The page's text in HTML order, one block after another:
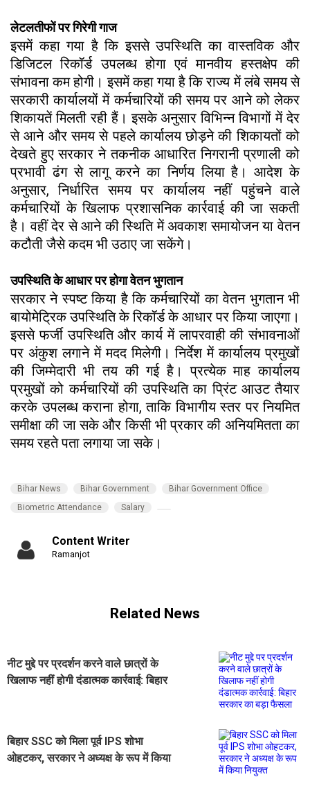
लेटलतीफों पर गिरेगी गाज
इसमें कहा गया है कि इससे उपस्थिति का वास्तविक और
डिजिटल रिकॉर्ड उपलब्ध होगा एवं मानवीय हस्तक्षेप की
संभावना कम होगी। इसमें कहा गया है कि राज्य में लंबे समय से
सरकारी कार्यालयों में कर्मचारियों की समय पर आने को लेकर
शिकायतें मिलती रही हैं। इसके अनुसार विभिन्न विभागों में देर
से आने और समय से पहले कार्यालय छोड़ने की शिकायतों को
देखते हुए सरकार ने तकनीक आधारित निगरानी प्रणाली को
प्रभावी ढंग से लागू करने का निर्णय लिया है। आदेश के
अनुसार, निर्धारित समय पर कार्यालय नहीं पहुंचने वाले
कर्मचारियों के खिलाफ प्रशासनिक कार्रवाई की जा सकती
है। वहीं देर से आने की स्थिति में अवकाश समायोजन या वेतन
कटौती जैसे कदम भी उठाए जा सकेंगे।
उपस्थिति के आधार पर होगा वेतन भुगतान
सरकार ने स्पष्ट किया है कि कर्मचारियों का वेतन भुगतान भी
बायोमेट्रिक उपस्थिति के रिकॉर्ड के आधार पर किया जाएगा।
इससे फर्जी उपस्थिति और कार्य में लापरवाही की संभावनाओं
पर अंकुश लगाने में मदद मिलेगी। निर्देश में कार्यालय प्रमुखों
की जिम्मेदारी भी तय की गई है। प्रत्येक माह कार्यालय
प्रमुखों को कर्मचारियों की उपस्थिति का प्रिंट आउट तैयार
करके उपलब्ध कराना होगा, ताकि विभागीय स्तर पर नियमित
समीक्षा की जा सके और किसी भी प्रकार की अनियमितता का
समय रहते पता लगाया जा सके।
Bihar News Bihar Government
Bihar Government Office
Biometric Attendance
Salary
Content Writer
Ramanjot
Related News
नीट मुद्दे पर प्रदर्शन करने वाले छात्रों के
खिलाफ नहीं होगी दंडात्मक कार्रवाई: बिहार
बिहार SSC को मिला पूर्व IPS शोभा
ओहटकर, सरकार ने अध्यक्ष के रूप में किया